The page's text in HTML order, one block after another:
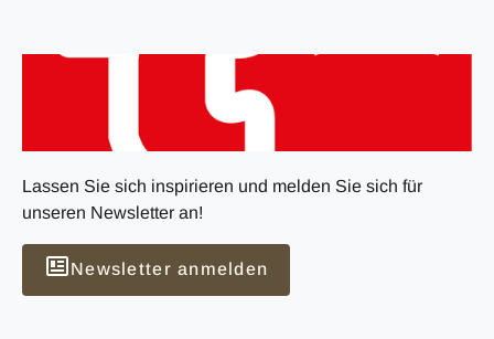
Lassen Sie sich inspirieren und melden Sie sich für
unseren Newsletter an!
Newsletter anmelden